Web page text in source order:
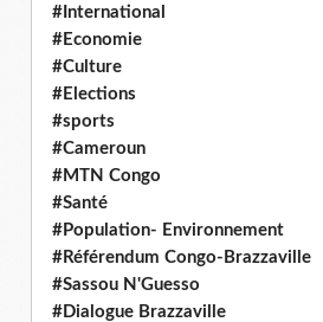
#International
#Economie
#Culture
#Elections
#sports
#Cameroun
#MTN Congo
#Santé
#Population- Environnement
#Référendum Congo-Brazzaville
#Sassou N'Guesso
#Dialogue Brazzaville